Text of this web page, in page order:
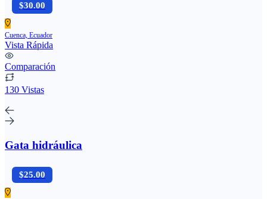
$30.00
Cuenca, Ecuador
Vista Rápida
Comparación
130 Vistas
Gata hidráulica
$25.00